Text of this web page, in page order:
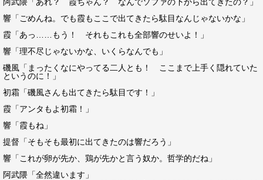
響「ごめんね。でも霞もここで出てきたら駄目なんじゃないかな」
霞「あっ……もう！ それもこれも全部響のせいよ！」
響「理不尽じゃないかな、いくらなんでも」
磯風「まったくなにやってる二人とも！ ここまで上手く隠れていた
というのに！」
初霜「磯風さんも出てきたら駄目です！」
霞「アンタもよ初霜！」
響「霞もね」
提督「そもそも最初に出てきたのは響だろう」
響「これが卵が先か、鶏が先かと言う奴か。哲学的だね」
阿武隈「全然違います」